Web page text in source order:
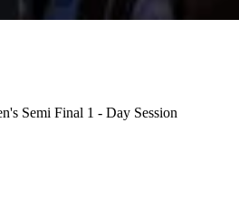
Semi Final 1 - Day Session